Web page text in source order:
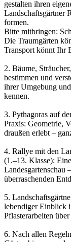
gestalten ihren
Landschaftsgärtner
formen.
Bitte mitbringen:
Die Traumgärten
Transport könnt Ihr
2. Bäume,
bestimmen und
ihrer Umgebung
kennen.
3. Pythagoras auf
Praxis: Geometrie,
draußen erlebt –
4. Rallye mit den
(1.–13. Klasse):
Landesgartenschau
überraschenden
5.
lebendiger Einblick
Pflasterarbeiten
6. Nach allen